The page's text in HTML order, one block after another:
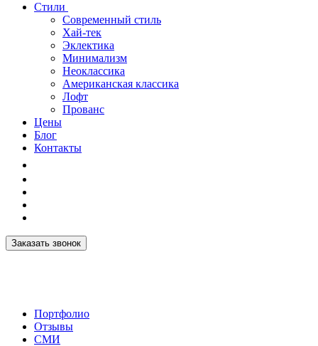
Стили
Современный стиль
Хай-тек
Эклектика
Минимализм
Неоклассика
Американская классика
Лофт
Прованс
Цены
Блог
Контакты
Заказать звонок
Портфолио
Отзывы
СМИ